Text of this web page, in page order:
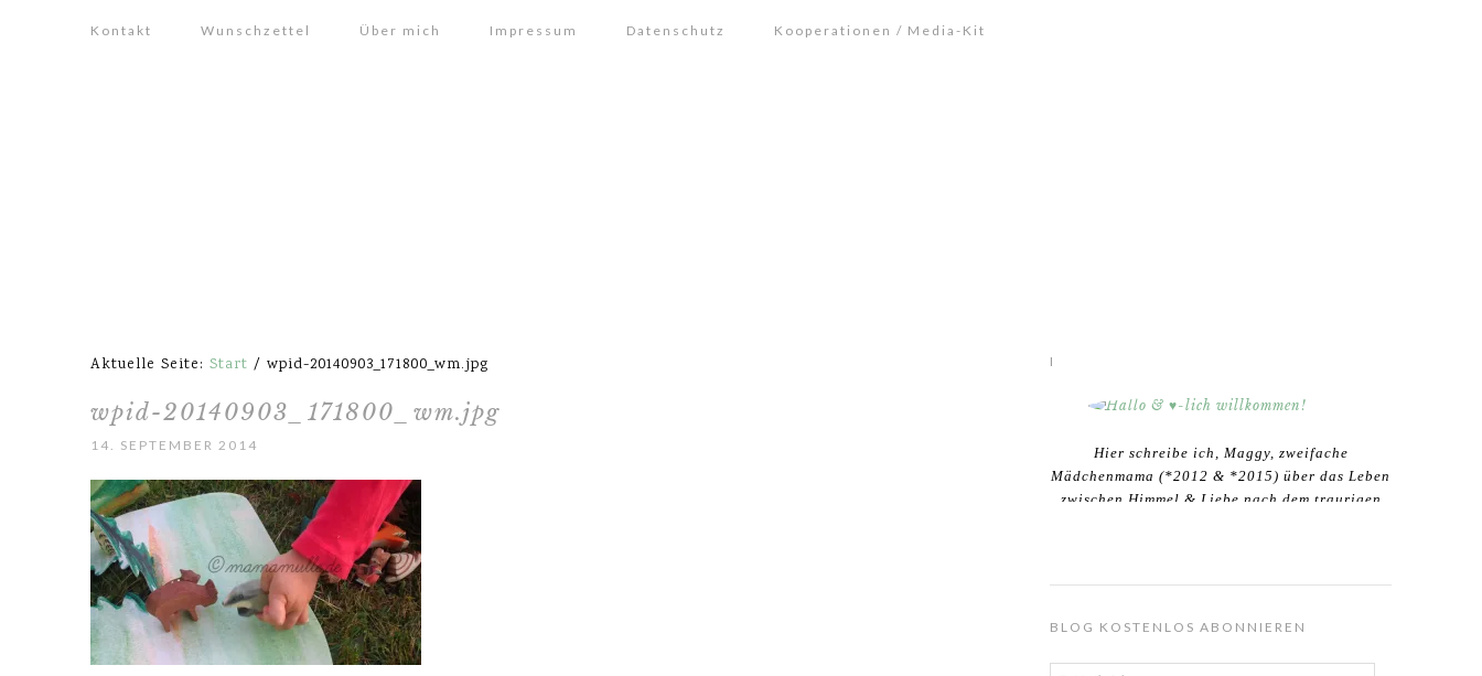
Kontakt Wunschzettel Über mich Impressum Datenschutz Kooperationen / Media-Kit
Aktuelle Seite: Start / wpid-20140903_171800_wm.jpg
wpid-20140903_171800_wm.jpg
14. SEPTEMBER 2014
HALLO & ♥-LICH WILLKOMMEN!
Hier schreibe ich, Maggy, zweifache
Mädchenmama (*2012 & *2015) über das Leben
zwischen Himmel & Liebe nach dem traurigen
BLOG KOSTENLOS ABONNIEREN